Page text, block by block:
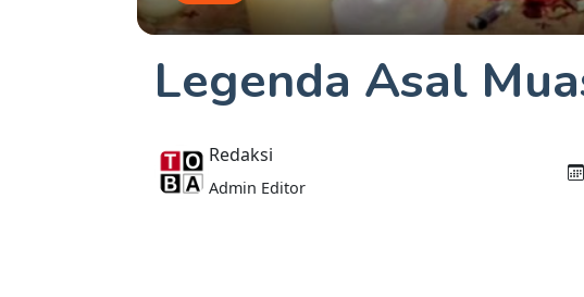
Legenda Asal
Redaksi
Admin Editor